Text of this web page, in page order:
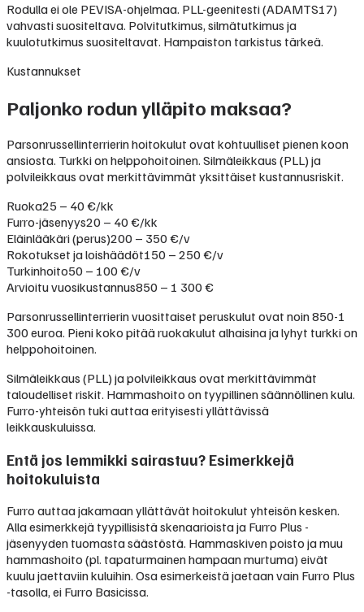
Rodulla ei ole PEVISA-ohjelmaa. PLL-geenitesti (ADAMTS17)
vahvasti suositeltava. Polvitutkimus, silmätutkimus ja
kuulotutkimus suositeltavat. Hampaiston tarkistus tärkeä.
Kustannukset
Paljonko rodun ylläpito maksaa?
Parsonrussellinterrierin hoitokulut ovat kohtuulliset pienen koon
ansiosta. Turkki on helppohoitoinen. Silmäleikkaus (PLL) ja
polvileikkaus ovat merkittävimmät yksittäiset kustannusriskit.
Ruoka25 – 40 €/kk
Furro-jäsenyys20 – 40 €/kk
Eläinlääkäri (perus)200 – 350 €/v
Rokotukset ja loishäädöt150 – 250 €/v
Turkinhoito50 – 100 €/v
Arvioitu vuosikustannus850 – 1 300 €
Parsonrussellinterrierin vuosittaiset peruskulut ovat noin 850-1
300 euroa. Pieni koko pitää ruokakulut alhaisina ja lyhyt turkki on
helppohoitoinen.
Silmäleikkaus (PLL) ja polvileikkaus ovat merkittävimmät
taloudelliset riskit. Hammashoito on tyypillinen säännöllinen kulu.
Furro-yhteisön tuki auttaa erityisesti yllättävissä
leikkauskuluissa.
Entä jos lemmikki sairastuu? Esimerkkejä
hoitokuluista
Furro auttaa jakamaan yllättävät hoitokulut yhteisön kesken.
Alla esimerkkejä tyypillisistä skenaarioista ja Furro Plus -
jäsenyyden tuomasta säästöstä. Hammaskiven poisto ja muu
hammashoito (pl. tapaturmainen hampaan murtuma) eivät
kuulu jaettaviin kuluihin. Osa esimerkeistä jaetaan vain Furro Plus
-tasolla, ei Furro Basicissa.